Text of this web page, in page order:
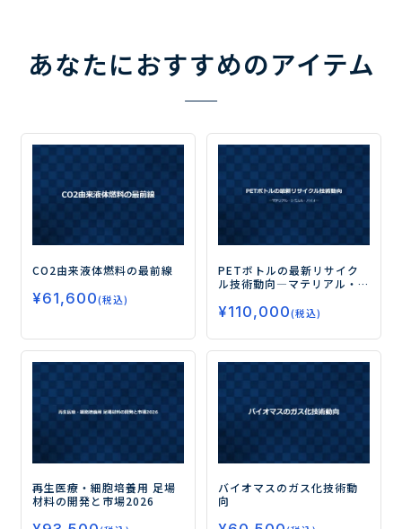
あなたにおすすめのアイテム
CO2由来液体燃料の最前線
¥61,600(税込)
PETボトルの最新リサイク
ル技術動向―マテリアル・
¥110,000(税込)
再生医療・細胞培養用 足場
材料の開発と市場2026
バイオマスのガス化技術動
向